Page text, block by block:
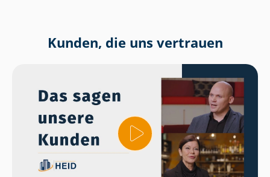
Kunden, die uns vertrauen